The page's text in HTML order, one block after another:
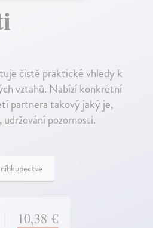
čistě praktické vhledy k
vztahů. Nabízí konkrétní
partnera takový jaký je,
pozornosti.
10,38 €